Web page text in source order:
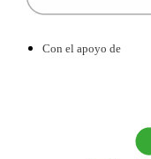
Con el apoyo de